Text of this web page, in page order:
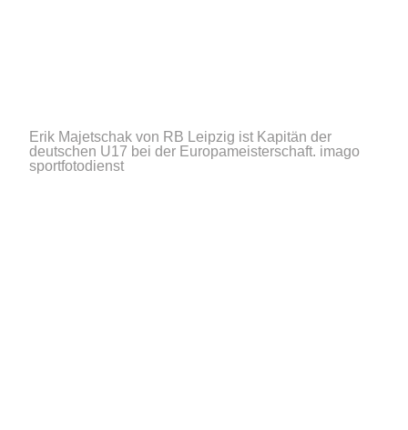
Erik Majetschak von RB Leipzig ist Kapitän der
deutschen U17 bei der Europameisterschaft. imago
sportfotodienst